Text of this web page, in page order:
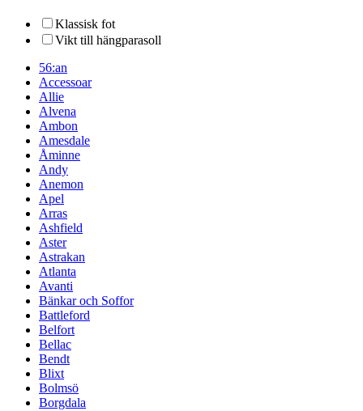
Klassisk fot
Vikt till hängparasoll
56:an
Accessoar
Allie
Alvena
Ambon
Amesdale
Åminne
Andy
Anemon
Apel
Arras
Ashfield
Aster
Astrakan
Atlanta
Avanti
Bänkar och Soffor
Battleford
Belfort
Bellac
Bendt
Blixt
Bolmsö
Borgdala